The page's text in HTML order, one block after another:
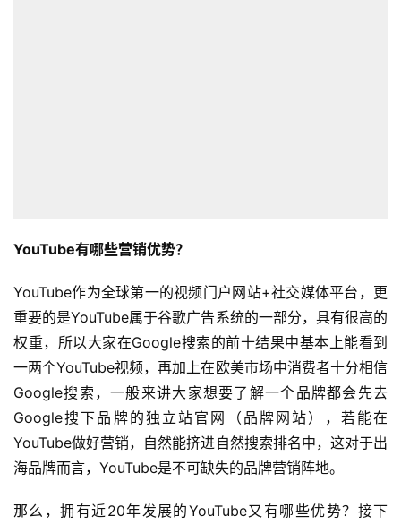
YouTube有哪些营销优势？
YouTube作为全球第一的视频门户网站+社交媒体平台，更
重要的是YouTube属于谷歌广告系统的一部分，具有很高的
权重，所以大家在Google搜索的前十结果中基本上能看到
一两个YouTube视频，再加上在欧美市场中消费者十分相信
Google搜索，一般来讲大家想要了解一个品牌都会先去
Google搜下品牌的独立站官网（品牌网站），若能在
YouTube做好营销，自然能挤进自然搜索排名中，这对于出
海品牌而言，YouTube是不可缺失的品牌营销阵地。
那么，拥有近20年发展的YouTube又有哪些优势？接下